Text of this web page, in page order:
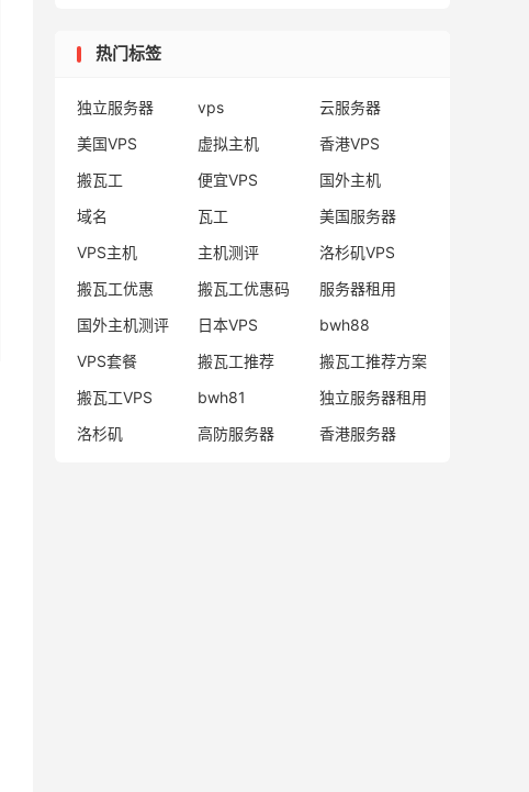
热门标签
独立服务器 vps
云服务器
美国VPS
虚拟主机
香港VPS
搬瓦工
便宜VPS
国外主机
域名
瓦工
美国服务器
VPS主机
主机测评
洛杉矶VPS
搬瓦工优惠
搬瓦工优惠码
服务器租用
国外主机测评
日本VPS
bwh88
VPS套餐
搬瓦工推荐
搬瓦工推荐方案
搬瓦工VPS
bwh81
独立服务器租用
洛杉矶
高防服务器 香港服务器